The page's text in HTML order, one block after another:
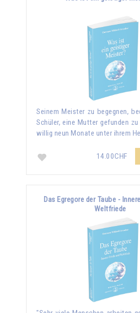
Seinem Meister zu begegnen,
Schüler, eine Mutter gefunden
willig neun Monate unter ihrem
14.00CHF
Das Egregore der Taube -
Weltfriede